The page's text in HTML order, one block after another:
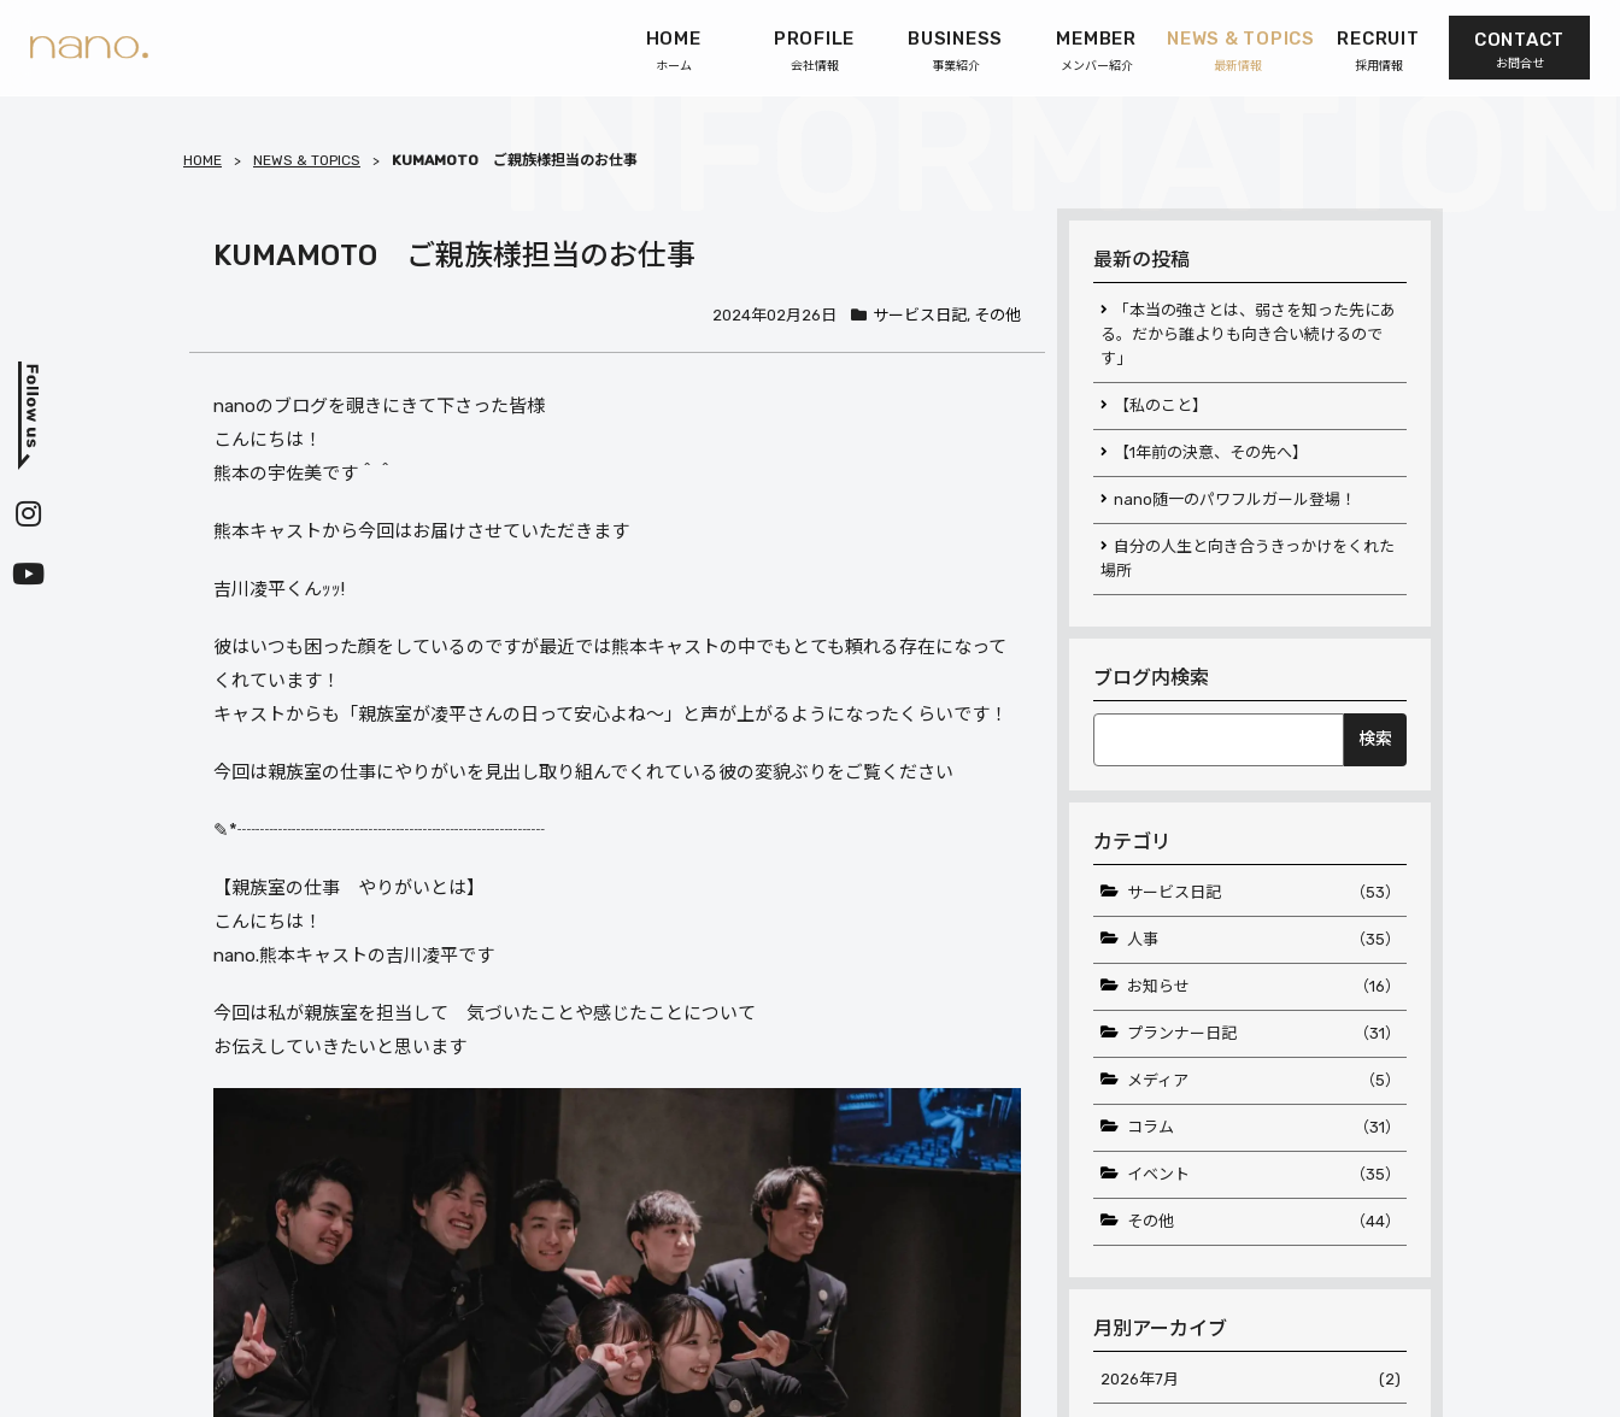
HOME
ホーム
PROFILE
会社情報
BUSINESS
事業紹介
MEMBER
メンバー紹介
NEWS & TOPICS
最新情報
RECRUIT
採用情報
CONTACT
お問合せ
HOME NEWS & TOPICS KUMAMOTO ご親族様担当のお仕事
KUMAMOTO ご親族様担当のお仕事
2024年02月26日 サービス日記, その他
nanoのブログを覗きにきて下さった皆様
こんにちは！
熊本の宇佐美です＾＾
熊本キャストから今回はお届けさせていただきます
吉川凌平くんｯｯ!
彼はいつも困った顔をしているのですが最近では熊本キャストの中でもとても頼れる存在になって
くれています！
キャストからも「親族室が凌平さんの日って安心よね～」と声が上がるようになったくらいです！
今回は親族室の仕事にやりがいを見出し取り組んでくれている彼の変貌ぶりをご覧ください
✎*┈┈┈┈┈┈┈┈┈┈┈┈┈┈┈┈┈
【親族室の仕事 やりがいとは】
こんにちは！
nano.熊本キャストの吉川凌平です
今回は私が親族室を担当して 気づいたことや感じたことについて
お伝えしていきたいと思います
最新の投稿
「本当の強さとは、弱さを知った先にあ
る。だから誰よりも向き合い続けるので
す」
【私のこと】
【1年前の決意、その先へ】
nano随一のパワフルガール登場！
自分の人生と向き合うきっかけをくれた
場所
ブログ内検索
索:
カテゴリ
サービス日記 （53）
人事 （35）
お知らせ （16）
プランナー日記 （31）
メディア （5）
コラム （31）
イベント （35）
その他 （44）
月別アーカイブ
2026年7月 (2)